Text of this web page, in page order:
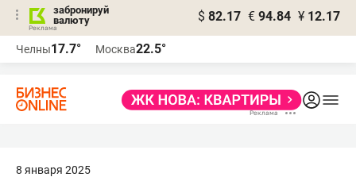
забронируй
валюту
$ 82.17 € 94.84 ¥ 12.17
Челны17.7° Москва22.5°
8 января 2025